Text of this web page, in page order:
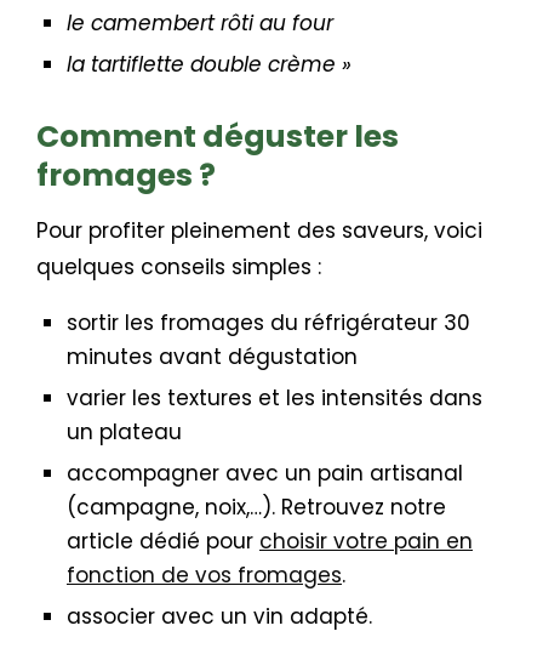
le camembert rôti au four
la tartiflette double crème »
Comment déguster les
fromages ?
Pour profiter pleinement des saveurs, voici
quelques conseils simples :
sortir les fromages du réfrigérateur 30
minutes avant dégustation
varier les textures et les intensités dans
un plateau
accompagner avec un pain artisanal
(campagne, noix,…). Retrouvez notre
article dédié pour choisir votre pain en
fonction de vos fromages.
associer avec un vin adapté.